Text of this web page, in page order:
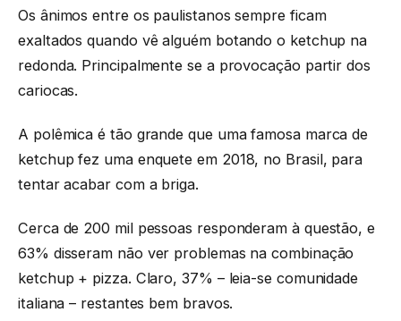
Os ânimos entre os paulistanos sempre ficam
exaltados quando vê alguém botando o ketchup na
redonda. Principalmente se a provocação partir dos
cariocas.
A polêmica é tão grande que uma famosa marca de
ketchup fez uma enquete em 2018, no Brasil, para
tentar acabar com a briga.
Cerca de 200 mil pessoas responderam à questão, e
63% disseram não ver problemas na combinação
ketchup + pizza. Claro, 37% – leia-se comunidade
italiana – restantes bem bravos.